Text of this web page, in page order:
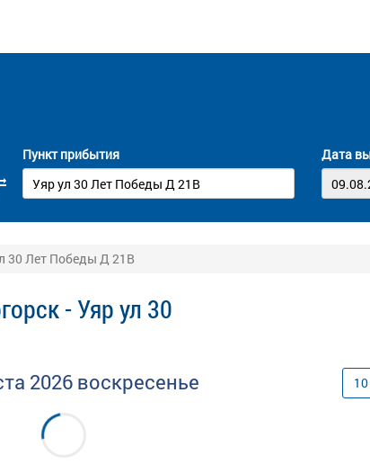
Пункт прибытия Дата
30 Лет Победы Д 21В
- Уяр ул 30
2026 воскресенье 10